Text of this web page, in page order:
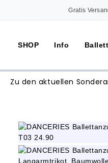
Gratis
SHOP Info
Zu den aktuellen